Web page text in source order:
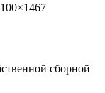
сборной